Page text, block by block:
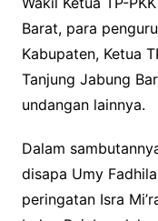
Barat, para
Kabupaten, Ketua
Tanjung Jabung
undangan lainnya.
Dalam
disapa Umy
peringatan Isra